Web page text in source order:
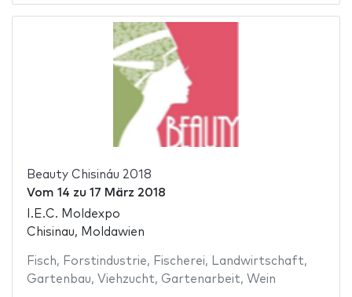
Beauty Chisináu 2018
Vom 14 zu 17 März 2018
I.E.C. Moldexpo
Chisinau, Moldawien
Fisch, Forstindustrie, Fischerei, Landwirtschaft,
Gartenbau, Viehzucht, Gartenarbeit, Wein